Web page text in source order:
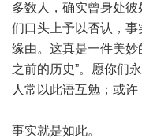
多数人，确实曾身处
们口头上予以否认，
缘由。这真是一件美妙
之前的历史”。愿你们
人常以此语互勉；或
事实就是如此。